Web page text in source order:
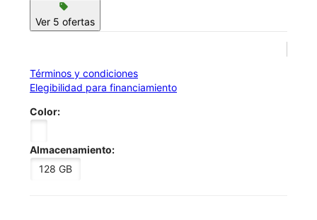
sell
Ver 5 ofertas
Términos y condiciones
Elegibilidad para financiamiento
Color:
Almacenamiento:
128 GB